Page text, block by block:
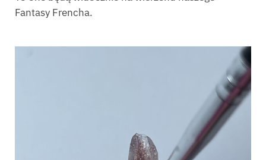
Fantasy Frencha.